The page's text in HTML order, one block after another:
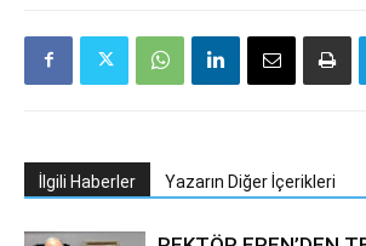
İlgili Haberler Yazarın Diğer İçerikleri